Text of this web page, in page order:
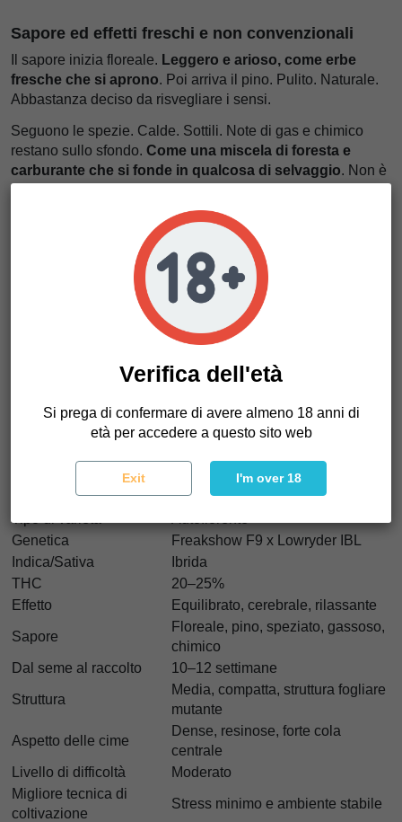
Sapore ed effetti freschi e non convenzionali
Il sapore inizia floreale. Leggero e arioso, come erbe
fresche che si aprono. Poi arriva il pino. Pulito. Naturale.
Abbastanza deciso da risvegliare i sensi.
Seguono le spezie. Calde. Sottili. Note di gas e chimico
restano sullo sfondo. Come una miscela di foresta e
carburante che si fonde in qualcosa di selvaggio. Non è
tipico. Ed è proprio questo il suo fascino.
Il gusto persiste delicatamente. Non invadente. Quanto
basta per restare interessante.
L’effetto inizia nella mente. Stimolante. Chiaro. Ti senti
attivo. Curioso. Coinvolto.
Poi il corpo si rilassa gradualmente, come una tensione
che svanisce sotto un ritmo calmo
Nessun calo. Solo equilibrio.
tranquille. È diversa sotto ogni aspetto. Hai mai coltivato
qualcosa che non sembra nemmeno cannabis? Eccola.
Caratteristiche di Freaky Ryder Auto
Tipo di varietà
Genetica
Freakshow F9 x Lowryder IBL
Indica/Sativa
Ibrida
THC
20–25%
Effetto
Equilibrato, cerebrale, rilassante
Sapore
Floreale, pino, speziato, gassoso,
chimico
Dal seme al raccolto
10–12 settimane
Struttura
Media, compatta, struttura fogliare
mutante
Aspetto delle cime
Dense, resinose, forte cola
centrale
Livello di difficoltà
Moderato
Migliore tecnica di
coltivazione
Stress minimo e ambiente stabile
Verifica dell'età
Si prega di confermare di avere almeno 18 anni di
età per accedere a questo sito web
Exit I'm over 18